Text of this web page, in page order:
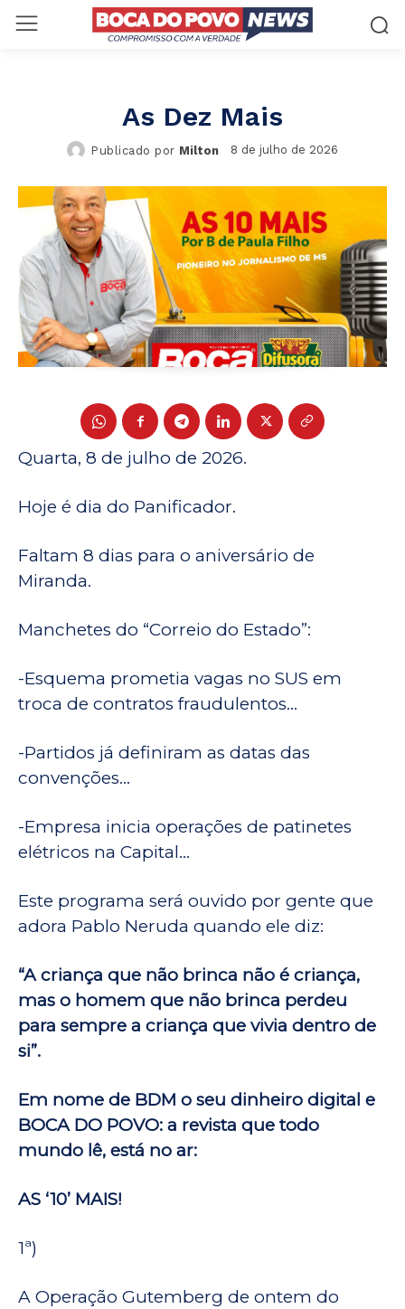
As Dez Mais
Publicado por Milton 8 de julho de 2026
Quarta, 8 de julho de 2026.
Hoje é dia do Panificador.
Faltam 8 dias para o aniversário de
Miranda.
Manchetes do “Correio do Estado”:
-Esquema prometia vagas no SUS em
troca de contratos fraudulentos…
-Partidos já definiram as datas das
convenções…
-Empresa inicia operações de patinetes
elétricos na Capital…
Este programa será ouvido por gente que
adora Pablo Neruda quando ele diz:
“A criança que não brinca não é criança,
mas o homem que não brinca perdeu
para sempre a criança que vivia dentro de
si”.
Em nome de BDM o seu dinheiro digital e
BOCA DO POVO: a revista que todo
mundo lê, está no ar:
AS ‘10’ MAIS!
1ª)
A Operação Gutemberg de ontem do